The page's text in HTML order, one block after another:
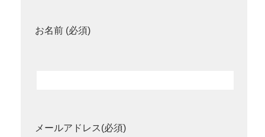
お名前 (必須)
メールアドレス(必須)